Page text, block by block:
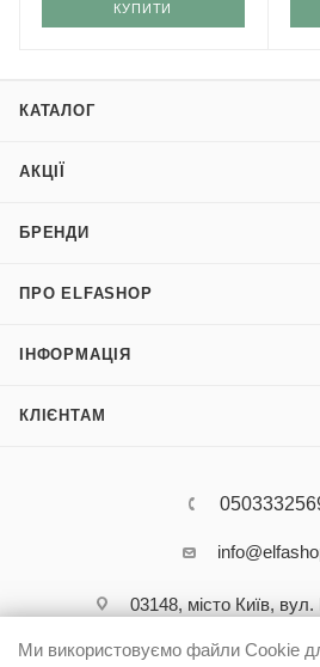
КУПИТИ
КАТАЛОГ
АКЦІЇ
БРЕНДИ
ПРО ELFASHOP
ІНФОРМАЦІЯ
КЛІЄНТАМ
03148, місто Київ,
Ми використовуємо файли Cookie